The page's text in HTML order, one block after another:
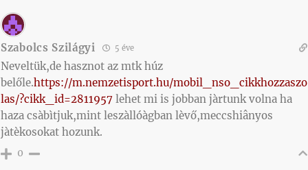
Szabolcs Szilágyi 5 éve
Neveltük,de hasznot az mtk húz
belőle.https://m.nemzetisport.hu/mobil_nso_cikkhozzaszo
las/?cikk_id=2811957 lehet mi is jobban jàrtunk volna ha
haza csàbìtjuk,mint leszàllóàgban lèvő,meccshiânyos
jàtèkosokat hozunk.
0